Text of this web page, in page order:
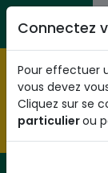
Aller au contenu
Citoyens
Pré-
obtenez votre
Connectez
Pour effectuer
vous devez
Cliquez sur se
particulierou